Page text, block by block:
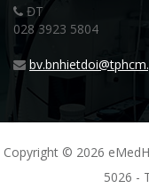
ĐT
028 3923 5804
Copyright © 2026
5026 -